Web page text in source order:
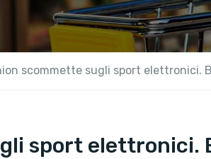
scommette sugli sport elettronici.
sport elettronici.